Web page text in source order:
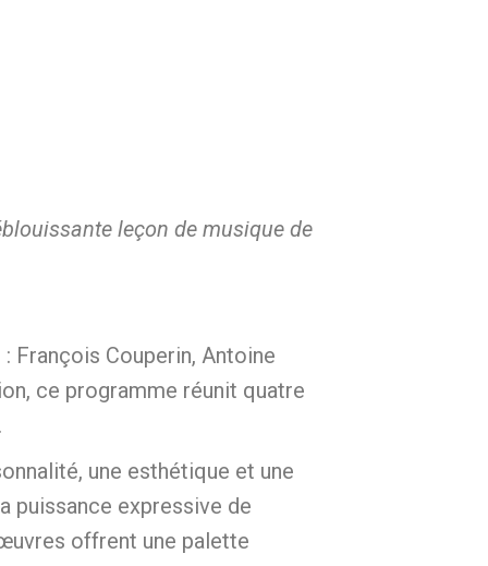
leçon de musique de
François Couperin, Antoine
ce programme réunit quatre
une esthétique et une
puissance expressive de
offrent une palette